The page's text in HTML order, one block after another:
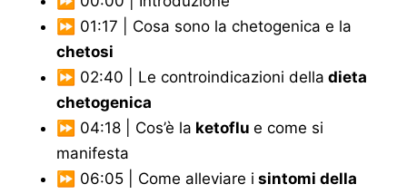
⏩ 01:17 | Cosa sono la chetogenica e la
chetosi
⏩ 02:40 | Le controindicazioni della dieta
chetogenica
⏩ 04:18 | Cos’è la ketoflu e come si
manifesta
⏩ 06:05 | Come alleviare i sintomi della